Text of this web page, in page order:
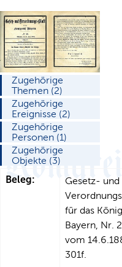
Zugehörige
Themen (2)
Zugehörige
Ereignisse (2)
Zugehörige
Personen (1)
Zugehörige
Objekte (3)
Beleg:
Gesetz- und
für das
Bayern, Nr.
vom
301f.